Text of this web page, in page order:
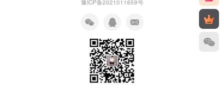
豫ICP备2021011659号